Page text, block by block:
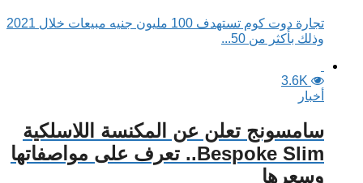
تجارة دوت كوم تستهدف 100 مليون جنيه مبيعات خلال 2021
وذلك بأكثر من 50...
3.6K
أخبار
سامسونج تعلن عن المكنسة اللاسلكية
Bespoke Slim.. تعرف على مواصفاتها
وسعرها